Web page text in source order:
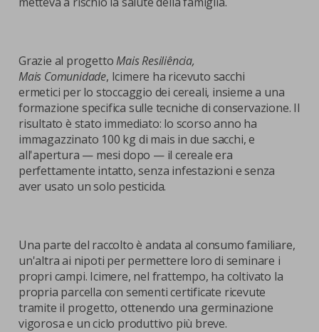
Grazie al progettoMais Resiliência,
Mais Comunidade, Icimere ha ricevuto sacchi
ermetici per lo stoccaggio dei cereali, insieme a una
formazione specifica sulle tecniche di conservazione. Il
risultato è stato immediato: lo scorso anno ha
immagazzinato 100 kg di mais in due sacchi, e
all'apertura — mesi dopo — il cereale era
perfettamente intatto, senza infestazioni e senza
aver usato un solo pesticida.
Una parte del raccolto è andata al consumo familiare,
un'altra ai nipoti per permettere loro di seminare i
propri campi. Icimere, nel frattempo, ha coltivato la
propria parcella con sementi certificate ricevute
tramite il progetto, ottenendo una germinazione
vigorosa e un ciclo produttivo più breve.